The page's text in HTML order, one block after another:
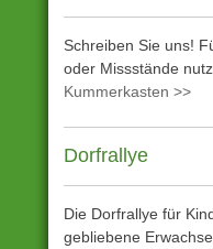
Schreiben Sie uns!
oder Missstände
Kummerkasten >>
Dorfrallye
Die Dorfrallye für
gebliebene